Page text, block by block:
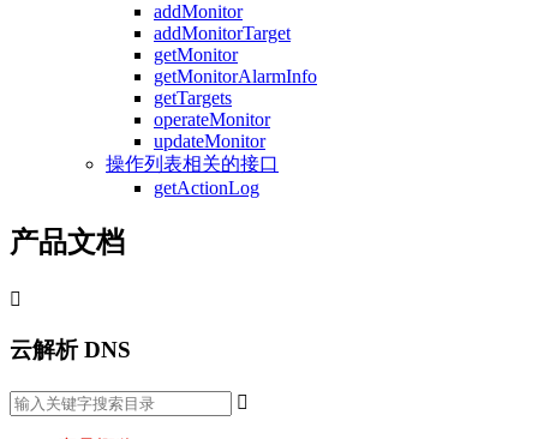
addMonitor
addMonitorTarget
getMonitor
getMonitorAlarmInfo
getTargets
operateMonitor
updateMonitor
操作列表相关的接口
getActionLog
产品文档

云解析 DNS
